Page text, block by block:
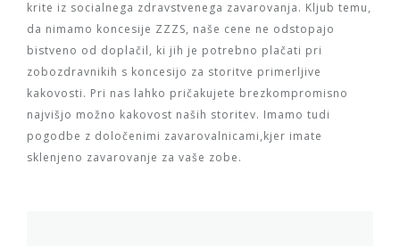
krite iz socialnega zdravstvenega zavarovanja. Kljub temu,
da nimamo koncesije ZZZS, naše cene ne odstopajo
bistveno od doplačil, ki jih je potrebno plačati pri
zobozdravnikih s koncesijo za storitve primerljive
kakovosti. Pri nas lahko pričakujete brezkompromisno
najvišjo možno kakovost naših storitev. Imamo tudi
pogodbe z določenimi zavarovalnicami,kjer imate
sklenjeno zavarovanje za vaše zobe.